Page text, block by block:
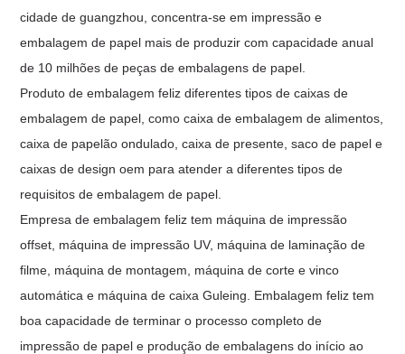
cidade de guangzhou, concentra-se em impressão e
embalagem de papel mais de produzir com capacidade anual
de 10 milhões de peças de embalagens de papel.
Produto de embalagem feliz diferentes tipos de caixas de
embalagem de papel, como caixa de embalagem de alimentos,
caixa de papelão ondulado, caixa de presente, saco de papel e
caixas de design oem para atender a diferentes tipos de
requisitos de embalagem de papel.
Empresa de embalagem feliz tem máquina de impressão
offset, máquina de impressão UV, máquina de laminação de
filme, máquina de montagem, máquina de corte e vinco
automática e máquina de caixa Guleing. Embalagem feliz tem
boa capacidade de terminar o processo completo de
impressão de papel e produção de embalagens do início ao